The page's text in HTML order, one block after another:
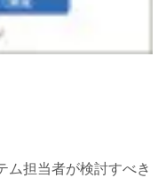
担当者が検討すべき